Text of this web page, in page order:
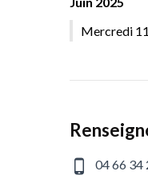
Mercredi 11
04 66 34